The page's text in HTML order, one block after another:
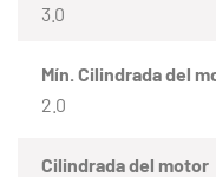
3.0
Mín. Cilindrada del
2.0
Cilindrada del motor